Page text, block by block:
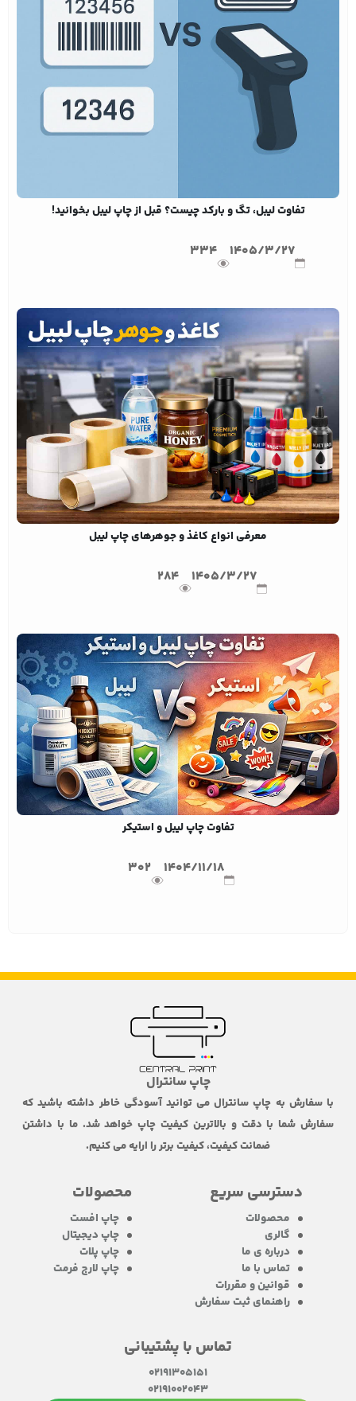
تفاوت لیبل، تگ و بارکد چیست؟ قبل از چاپ لیبل بخوانید!
1405/3/27
334
معرفی انواع کاغذ و جوهرهای چاپ لیبل
1405/3/27
284
تفاوت چاپ لیبل و استیکر
1404/11/18
302
چاپ سانترال
با سفارش به چاپ سانترال می توانید آسودگی خاطر داشته باشید که
سفارش شما با دقت و بالاترین کیفیت چاپ خواهد شد. ما با داشتن
ضمانت کیفیت، کیفیت برتر را ارایه می کنیم.
دسترسی سریع
محصولات
گالری
درباره ی ما
تماس با ما
قوانین و مقررات
راهنمای ثبت سفارش
محصولات
چاپ افست
چاپ دیجیتال
چاپ پلات
چاپ لارج فرمت
تماس با پشتیبانی
02191305151
02191002043